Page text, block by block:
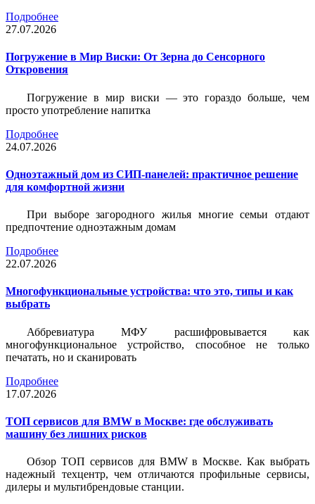
Подробнее
27.07.2026
Погружение в Мир Виски: От Зерна до Сенсорного
Откровения
Погружение в мир виски — это гораздо больше, чем
просто употребление напитка
Подробнее
24.07.2026
Одноэтажный дом из СИП-панелей: практичное решение
для комфортной жизни
При выборе загородного жилья многие семьи отдают
предпочтение одноэтажным домам
Подробнее
22.07.2026
Многофункциональные устройства: что это, типы и как
выбрать
Аббревиатура МФУ расшифровывается как
многофункциональное устройство, способное не только
печатать, но и сканировать
Подробнее
17.07.2026
ТОП сервисов для BMW в Москве: где обслуживать
машину без лишних рисков
Обзор ТОП сервисов для BMW в Москве. Как выбрать
надежный техцентр, чем отличаются профильные сервисы,
дилеры и мультибрендовые станции.